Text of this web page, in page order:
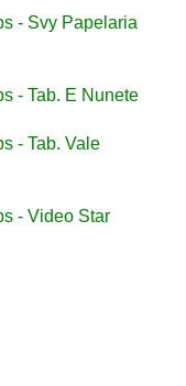
- Svy Papelaria
- Tab. E Nunete
- Tab. Vale
- Video Star